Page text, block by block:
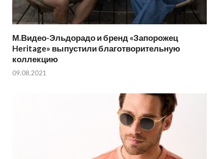
М.Видео-Эльдорадо и бренд «Запорожец
Heritage» выпустили благотворительную
коллекцию
09.08.2021